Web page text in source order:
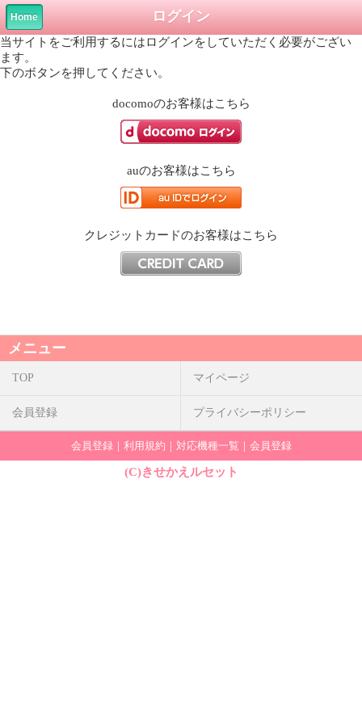
Home ログイン
当サイトをご利用するにはログインをしていただく必要がござい
ます。
下のボタンを押してください。
docomoのお客様はこちら
auのお客様はこちら
クレジットカードのお客様はこちら
メニュー
TOP マイページ
会員登録 プライバシーポリシー
会員登録｜ 利用規約 ｜ 対応機種一覧 ｜ 会員登録
(C)きせかえルセット